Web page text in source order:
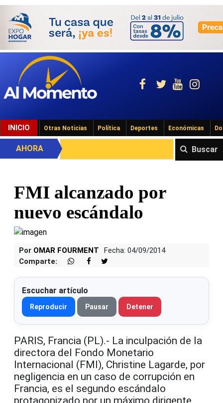
INICIO Otras Noticias Política Deportes Económicas
Buscar
AHORA
FMI alcanzado por
nuevo escándalo
Por OMAR FOURMENT
Fecha: 04/09/2014
Comparte:
Escuchar artículo
Reproducir Pausar Detener
PARIS, Francia (PL).- La inculpación de la
directora del Fondo Monetario
Internacional (FMI), Christine Lagarde, por
negligencia en un caso de corrupción en
Francia, es el segundo escándalo